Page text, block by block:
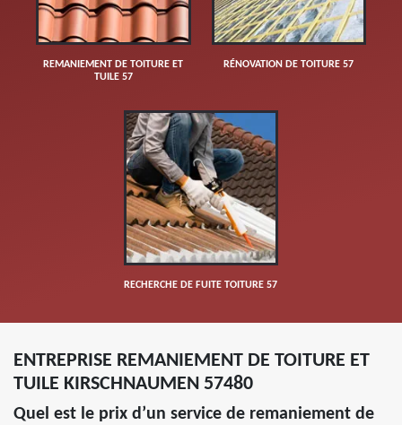
REMANIEMENT DE TOITURE ET
TUILE 57
RÉNOVATION DE TOITURE 57
RECHERCHE DE FUITE TOITURE 57
ENTREPRISE REMANIEMENT DE TOITURE ET
TUILE KIRSCHNAUMEN 57480
Quel est le prix d’un service de remaniement de